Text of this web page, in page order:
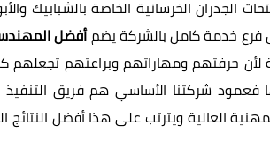
الخرسانية الخاصة بالشبابيك
فرع خدمة كامل بالشركة يضمأفضل
لأن حرفتهم ومهاراتهم وبراعتهم تجعلهم
فعمود شركتنا الأساسي هم فريق
العالية ويترتب على هذا أفضل النتائج